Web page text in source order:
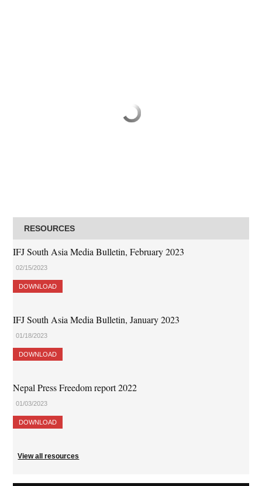
RESOURCES
IFJ South Asia Media Bulletin, February 2023
02/15/2023
DOWNLOAD
IFJ South Asia Media Bulletin, January 2023
01/18/2023
DOWNLOAD
Nepal Press Freedom report 2022
01/03/2023
DOWNLOAD
View all resources